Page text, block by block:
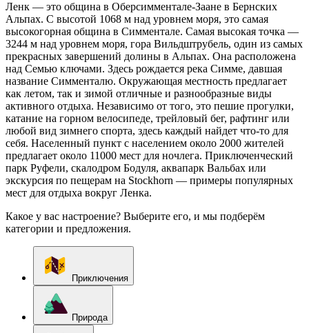
Ленк — это община в Оберсимментале-Заане в Бернских
Альпах. С высотой 1068 м над уровнем моря, это самая
высокогорная община в Симментале. Самая высокая точка —
3244 м над уровнем моря, гора Вильдштрубель, один из самых
прекрасных завершений долины в Альпах. Она расположена
над Семью ключами. Здесь рождается река Симме, давшая
название Симменталю. Окружающая местность предлагает
как летом, так и зимой отличные и разнообразные виды
активного отдыха. Независимо от того, это пешие прогулки,
катание на горном велосипеде, трейловый бег, рафтинг или
любой вид зимнего спорта, здесь каждый найдет что-то для
себя. Населенный пункт с населением около 2000 жителей
предлагает около 11000 мест для ночлега. Приключенческий
парк Руфели, скалодром Бодуля, аквапарк Вальбах или
экскурсия по пещерам на Stockhorn — примеры популярных
мест для отдыха вокруг Ленка.
Какое у вас настроение? Выберите его, и мы подберём
категории и предложения.
Приключения
Природа